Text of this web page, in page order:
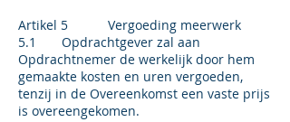
Artikel 5 Vergoeding meerwerk
5.1 Opdrachtgever zal aan
Opdrachtnemer de werkelijk door hem
gemaakte kosten en uren vergoeden,
tenzij in de Overeenkomst een vaste prijs
is overeengekomen.